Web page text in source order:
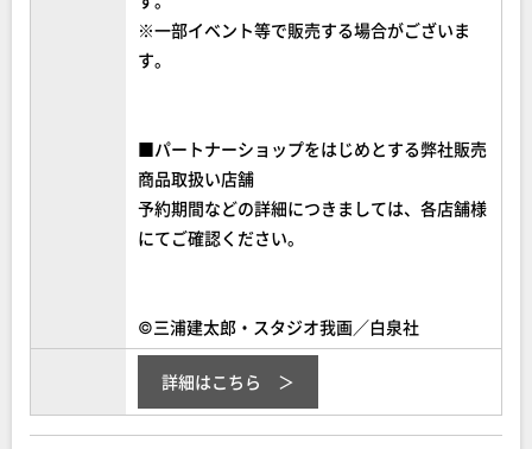
※一部イベント等で販売する場合がございま
す。
■パートナーショップをはじめとする弊社販売
商品取扱い店舗
予約期間などの詳細につきましては、各店舗様
にてご確認ください。
©︎三浦建太郎・スタジオ我画／白泉社
詳細はこちら